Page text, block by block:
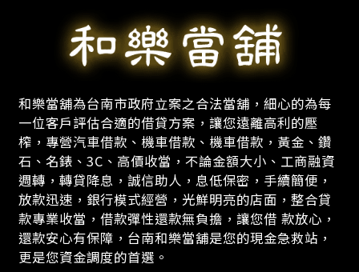
和樂當舖為台南市政府立案之合法當舖，細心的為每
一位客戶評估合適的借貸方案，讓您遠離高利的壓
榨，專營汽車借款、機車借款、機車借款，黃金、鑽
石、名錶、3C、高價收當，不論金額大小、工商融資
週轉，轉貸降息，誠信助人，息低保密，手續簡便，
放款迅速，銀行模式經營，光鮮明亮的店面，整合貸
款專業收當，借款彈性還款無負擔，讓您借 款放心，
還款安心有保障，台南和樂當舖是您的現金急救站，
更是您資金調度的首選。